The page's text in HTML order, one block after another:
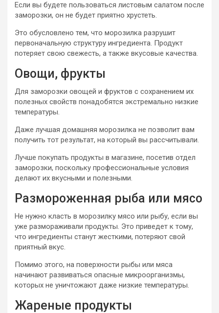
Если вы будете пользоваться листовым салатом после
заморозки, он не будет приятно хрустеть.
Это обусловлено тем, что морозилка разрушит
первоначальную структуру ингредиента. Продукт
потеряет свою свежесть, а также вкусовые качества.
Овощи, фрукты
Для заморозки овощей и фруктов с сохранением их
полезных свойств понадобятся экстремально низкие
температуры.
Даже лучшая домашняя морозилка не позволит вам
получить тот результат, на который вы рассчитывали.
Лучше покупать продукты в магазине, посетив отдел
заморозки, поскольку профессиональные условия
делают их вкусными и полезными.
Размороженная рыба или мясо
Не нужно класть в морозилку мясо или рыбу, если вы
уже размораживали продукты. Это приведет к тому,
что ингредиенты станут жесткими, потеряют свой
приятный вкус.
Помимо этого, на поверхности рыбы или мяса
начинают развиваться опасные микроорганизмы,
которых не уничтожают даже низкие температуры.
Жареные продукты